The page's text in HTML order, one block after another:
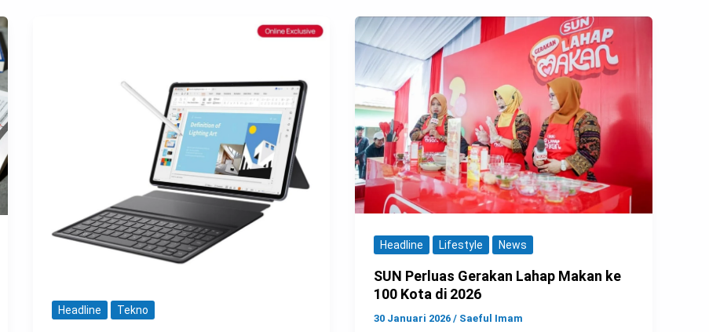
Headline Tekno
Headline Lifestyle News
SUN Perluas Gerakan Lahap Makan ke
100 Kota di 2026
30 Januari 2026/ Saeful Imam